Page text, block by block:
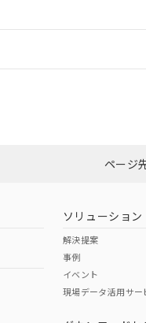
ダウンロードはこちらページ
ソリューション
解決提案
事例
イベント
現場データ活用サー